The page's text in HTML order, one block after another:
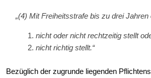
„(4) Mit Freiheitsstrafe bis zu drei
nicht oder nicht rechtzeitig stellt
nicht richtig stellt.“
Bezüglich der zugrunde liegenden